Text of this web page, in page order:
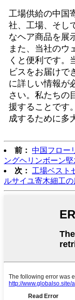
工場供給の中国
社、工場、そし
なヘア商品を展
また、当社のウ
くと便利です。
ビスをお届けで
に詳しい情報が
さい。私たちの
援することです
成するために多
前： 中国フロー
ングヘリンボーン
次： 工場ベスト
ルサイユ寄木細工の